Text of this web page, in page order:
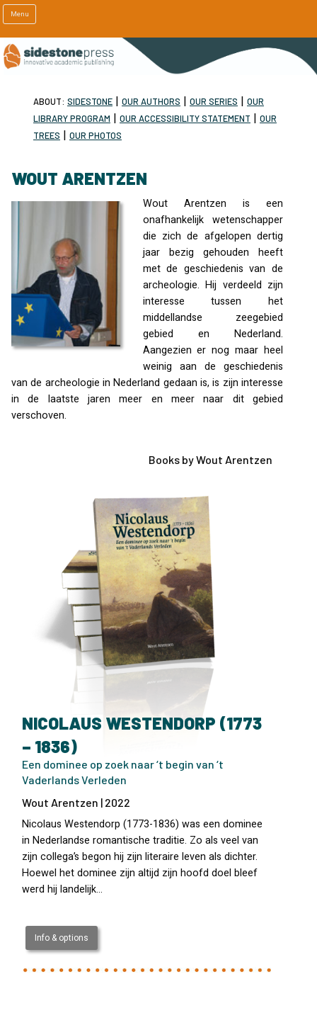
Menu
ABOUT: SIDESTONE | OUR AUTHORS | OUR SERIES | OUR
LIBRARY PROGRAM | OUR ACCESSIBILITY STATEMENT | OUR
TREES | OUR PHOTOS
WOUT ARENTZEN
Wout Arentzen is een
onafhankelijk wetenschapper
die zich de afgelopen dertig
jaar bezig gehouden heeft
met de geschiedenis van de
archeologie. Hij verdeeld zijn
interesse tussen het
middellandse zeegebied
gebied en Nederland.
Aangezien er nog maar heel
weinig aan de geschiedenis
van de archeologie in Nederland gedaan is, is zijn interesse
in de laatste jaren meer en meer naar dit gebied
verschoven.
Books by Wout Arentzen
NICOLAUS WESTENDORP (1773
– 1836)
Een dominee op zoek naar ‘t begin van ‘t
Vaderlands Verleden
Wout Arentzen | 2022
Nicolaus Westendorp (1773-1836) was een dominee
in Nederlandse romantische traditie. Zo als veel van
zijn collega’s begon hij zijn literaire leven als dichter.
Hoewel het dominee zijn altijd zijn hoofd doel bleef
werd hij landelijk…
Info & options